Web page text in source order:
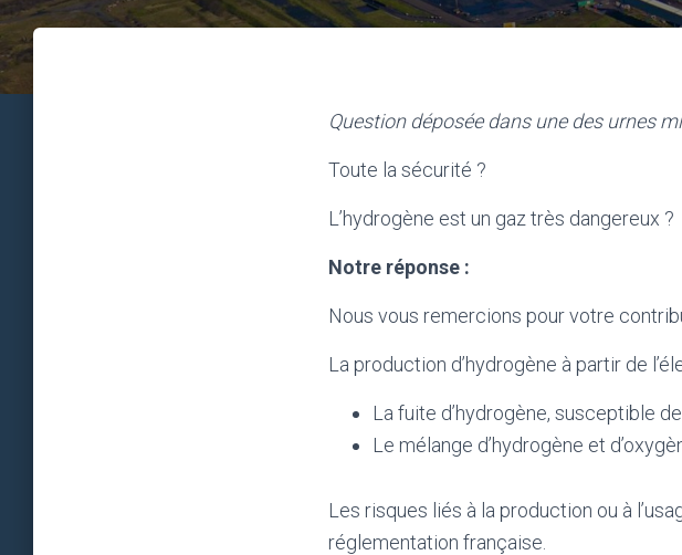
Question déposée dans une des urnes
Toute la sécurité ?
L’hydrogène est un gaz très dangereux ?
Notre réponse :
Nous vous remercions pour votre
La production d’hydrogène à partir de
La fuite d’hydrogène, susceptible
Le mélange d’hydrogène et
Les risques liés à la production ou à
réglementation française.